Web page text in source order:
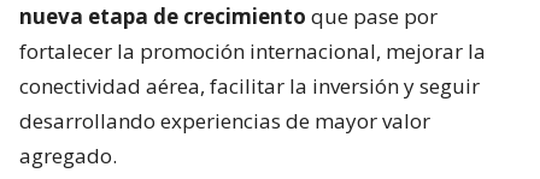
nueva etapa de crecimiento que pase por
fortalecer la promoción internacional, mejorar la
conectividad aérea, facilitar la inversión y seguir
desarrollando experiencias de mayor valor
agregado.